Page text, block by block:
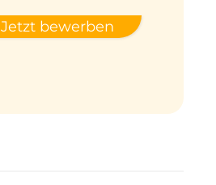
Jetzt bewerben